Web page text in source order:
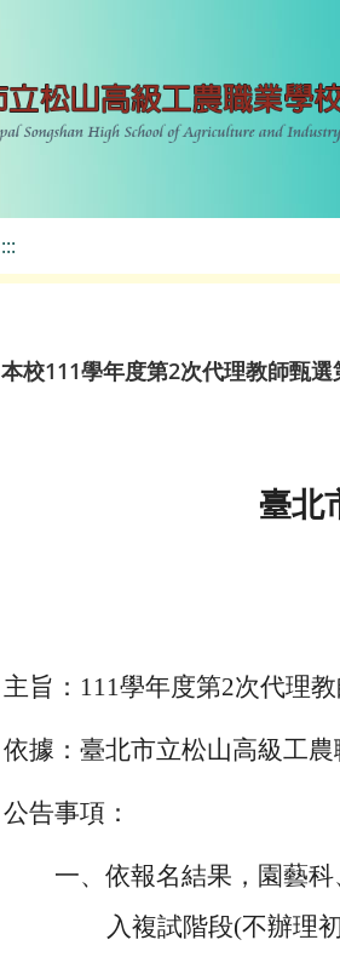
:::
本校111學年度第2次代理教師甄
臺北
主旨：111學年度第2次代理
依據：臺北市立松山高級工
公告事項：
一、依報名結果，園藝
入複試階段(不辦理